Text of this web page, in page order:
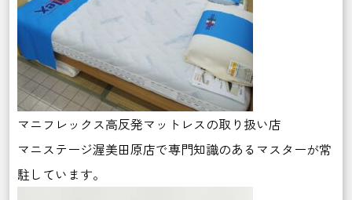
マニフレックス高反発マットレスの取り扱い店
マニステージ渥美田原店で専門知識のあるマスターが常
駐しています。